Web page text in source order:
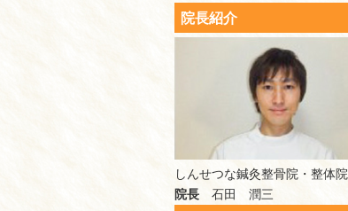
院長紹介
しんせつな鍼灸整骨院・整体院
院長 石田 潤三